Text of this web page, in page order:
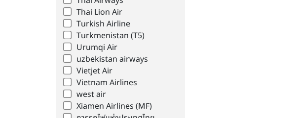
Thai Lion Air
Turkish Airline
Turkmenistan (T5)
Urumqi Air
uzbekistan airways
Vietjet Air
Vietnam Airlines
west air
Xiamen Airlines (MF)